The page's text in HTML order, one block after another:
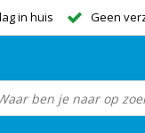
in huis Geen